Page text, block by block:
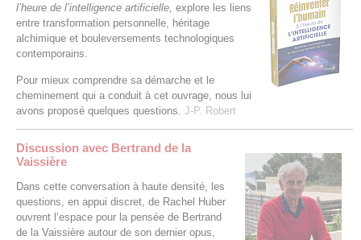
l’heure de l’intelligence artificielle, explore les liens
entre transformation personnelle, héritage
alchimique et bouleversements technologiques
contemporains.
Pour mieux comprendre sa démarche et le
cheminement qui a conduit à cet ouvrage, nous lui
avons proposé quelques questions. J-P. Robert
Discussion avec Bertrand de la
Vaissière
Dans cette conversation à haute densité, les
questions, en appui discret, de Rachel Huber
ouvrent l’espace pour la pensée de Bertrand
de la Vaissière autour de son dernier opus,